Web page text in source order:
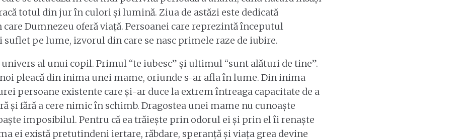
totul din jur în culori și lumină. Ziua de astăzi este dedicată
Dumnezeu oferă viață. Persoanei care reprezintă începutul
pe lume, izvorul din care se nasc primele raze de iubire.
al unui copil. Primul “te iubesc” și ultimul “sunt alături de tine”.
pleacă din inima unei mame, oriunde s-ar afla în lume. Din inima
persoane existente care și-ar duce la extrem întreaga capacitate de a
și fără a cere nimic în schimb. Dragostea unei mame nu cunoaște
imposibilul. Pentru că ea trăiește prin odorul ei și prin el îi renaște
ei există pretutindeni iertare, răbdare, speranță și viața grea devine